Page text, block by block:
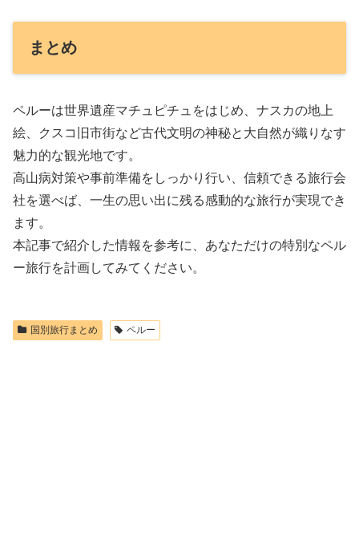
まとめ
ペルーは世界遺産マチュピチュをはじめ、ナスカの地上
絵、クスコ旧市街など古代文明の神秘と大自然が織りなす
魅力的な観光地です。
高山病対策や事前準備をしっかり行い、信頼できる旅行会
社を選べば、一生の思い出に残る感動的な旅行が実現でき
ます。
本記事で紹介した情報を参考に、あなただけの特別なペル
ー旅行を計画してみてください。
国別旅行まとめ ペルー